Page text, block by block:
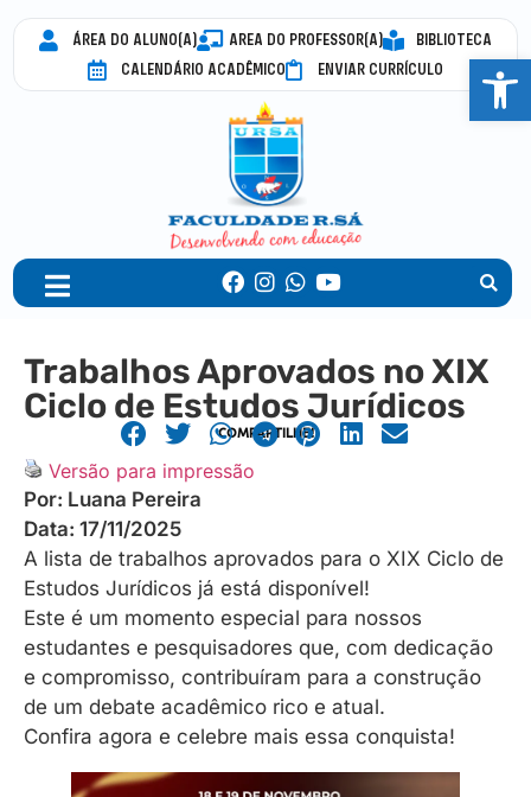
ÁREA DO ALUNO(A) AREA DO PROFESSOR(A)
BIBLIOTECA
CALENDÁRIO ACADÊMICO
ENVIAR CURRÍCULO
Trabalhos Aprovados no XIX
Ciclo de Estudos Jurídicos
COMPARTILHE!
Versão para impressão
Por: Luana Pereira
Data: 17/11/2025
A lista de trabalhos aprovados para o XIX Ciclo de
Estudos Jurídicos já está disponível!
Este é um momento especial para nossos
estudantes e pesquisadores que, com dedicação
e compromisso, contribuíram para a construção
de um debate acadêmico rico e atual.
Confira agora e celebre mais essa conquista!
Abrir